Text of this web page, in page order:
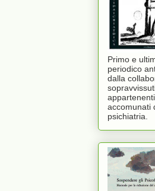
Primo e
periodico
dalla
accomunati
psichiatria.